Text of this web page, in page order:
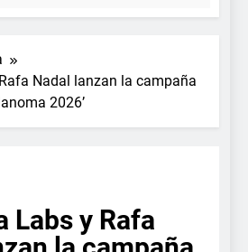
Nadal lanzan la campaña
2026’
Labs y Rafa